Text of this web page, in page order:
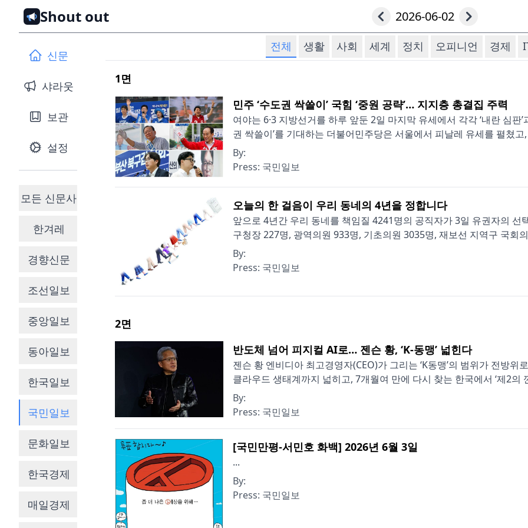
Shout out 2026-06-02
신문
샤라웃
보관
설정
모든 신문사
한겨레
경향신문
조선일보
중앙일보
동아일보
한국일보
국민일보
문화일보
한국경제
매일경제
전체 생활 사회 세계 정치 오피니언 경제
1면
민주 ‘수도권 싹쓸이’ 국힘 ‘중원 공략’… 지지층 총결집 주력
여야는 6·3 지방선거를 하루 앞둔 2일 마지막 유세에서 각각 ‘내란 심판
권 싹쓸이’를 기대하는 더불어민주당은 서울에서 피날레 유세를 펼쳤고
By:
Press: 국민일보
오늘의 한 걸음이 우리 동네의 4년을 정합니다
앞으로 4년간 우리 동네를 책임질 4241명의 공직자가 3일 유권자의 선
구청장 227명, 광역의원 933명, 기초의원 3035명, 재보선 지역구 국회
By:
Press: 국민일보
2면
반도체 넘어 피지컬 AI로… 젠슨 황, ‘K-동맹’ 넓힌다
젠슨 황 엔비디아 최고경영자(CEO)가 그리는 ‘K동맹’의 범위가 전방
클라우드 생태계까지 넓히고, 7개월여 만에 다시 찾는 한국에서 ‘제2의
By:
Press: 국민일보
[국민만평-서민호 화백] 2026년 6월 3일
...
By:
Press: 국민일보